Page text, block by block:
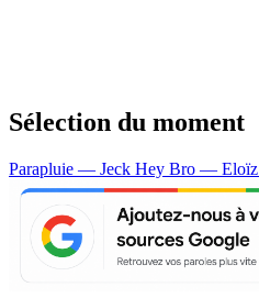
Sélection du moment
Parapluie — Jeck Hey Bro — Eloïz